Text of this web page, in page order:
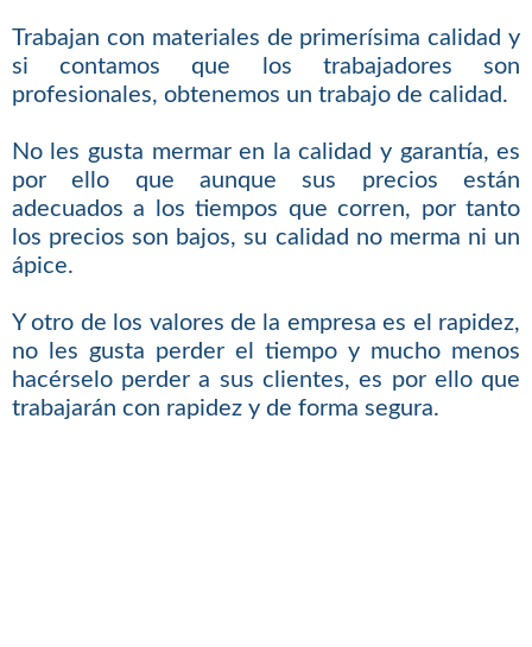
Trabajan con materiales de primerísima calidad y
si contamos que los trabajadores son
profesionales, obtenemos un trabajo de calidad.
No les gusta mermar en la calidad y garantía, es
por ello que aunque sus precios están
adecuados a los tiempos que corren, por tanto
los precios son bajos, su calidad no merma ni un
ápice.
Y otro de los valores de la empresa es el rapidez,
no les gusta perder el tiempo y mucho menos
hacérselo perder a sus clientes, es por ello que
trabajarán con rapidez y de forma segura.